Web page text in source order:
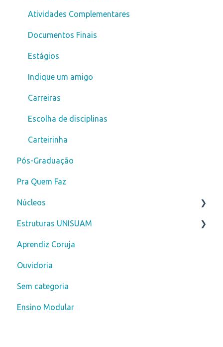
Graduação 100% Digital
Atendimento
Atividades Complementares
Documentos Finais
Estágios
Indique um amigo
Carreiras
Escolha de disciplinas
Carteirinha
Pós-Graduação
Pra Quem Faz
Núcleos
Núcleo de Prática Jurídica - NPJ
Clínica Escola Amarina Motta - CLESAM
Núcleo de Apoio Psicopedagógico - NAPP
Serviço de Psicologia Aplicada - SPA
Universidade Aberta à Terceira Idade - UNATI
Estruturas UNISUAM
Biblioteca
Aprendiz Coruja
Ouvidoria
Sem categoria
Ensino Modular